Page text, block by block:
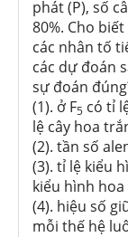
phát (P), số
80%. Cho
các nhân tố
các dự đoán
sự đoán
(1). ở F5 có tỉ
lệ cây hoa
(2). tần số
(3). tỉ lệ kiểu
kiểu hình hoa
(4). hiệu số
mỗi thế hệ